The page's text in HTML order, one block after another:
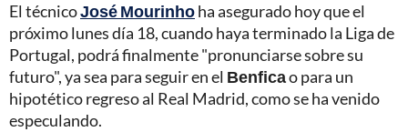
El técnicoJosé Mourinhoha asegurado hoy que el
próximo lunes día 18, cuando haya terminado la Liga de
Portugal, podrá finalmente "pronunciarse sobre su
futuro", ya sea para seguir en el Benficao para un
hipotético regreso al Real Madrid, como se ha venido
especulando.